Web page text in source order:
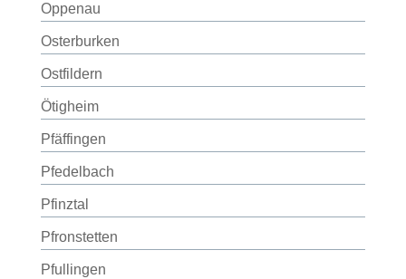
Oppenau
Osterburken
Ostfildern
Ötigheim
Pfäffingen
Pfedelbach
Pfinztal
Pfronstetten
Pfullingen